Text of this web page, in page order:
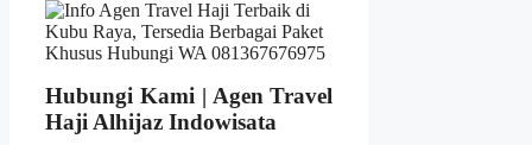
Hubungi Kami | Agen Travel
Haji Alhijaz Indowisata